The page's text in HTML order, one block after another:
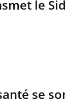
le
se
comme parfois